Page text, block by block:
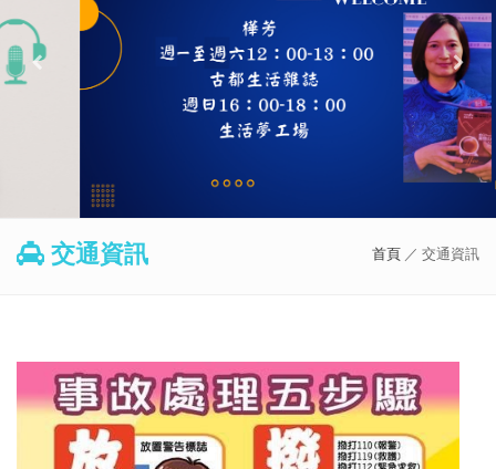
交通資訊 首頁 ／ 交通資訊